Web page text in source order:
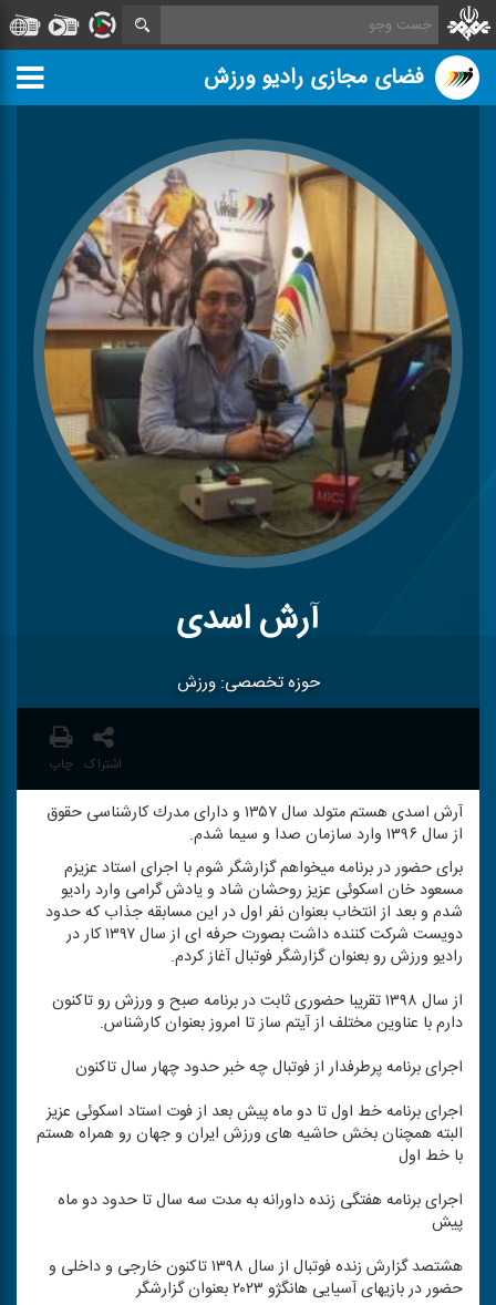
فضای مجازی رادیو ورزش
آرش اسدی
حوزه تخصصی: ورزش
اشتراک چاپ
آرش اسدی هستم متولد سال ۱۳۵۷ و دارای مدرك كارشناسی حقوق
از سال ۱۳۹۶ وارد سازمان صدا و سیما شدم.
برای حضور در برنامه میخواهم گزارشگر شوم با اجرای استاد عزیزم
مسعود خان اسكوئی عزیز روحشان شاد و یادش گرامی وارد رادیو
شدم و بعد از انتخاب بعنوان نفر اول در این مسابقه جذاب كه حدود
دویست شركت كننده داشت بصورت حرفه ای از سال ۱۳۹۷ كار در
رادیو ورزش رو بعنوان گزارشگر فوتبال آغاز كردم.
از سال ۱۳۹۸ تقریبا حضوری ثابت در برنامه صبح و ورزش رو تاكنون
دارم با عناوین مختلف از آیتم ساز تا امروز بعنوان كارشناس.
اجرای برنامه پرطرفدار از فوتبال چه خبر حدود چهار سال تاكنون
اجرای برنامه خط اول تا دو ماه پیش بعد از فوت استاد اسكوئی عزیز
البته همچنان بخش حاشیه های ورزش ایران و جهان رو همراه هستم
با خط اول
اجرای برنامه هفتگی زنده داورانه به مدت سه سال تا حدود دو ماه
پیش
هشتصد گزارش زنده فوتبال از سال ۱۳۹۸ تاكنون خارجی و داخلی و
حضور در بازیهای آسیایی هانگژو ۲۰۲۳ بعنوان گزارشگر